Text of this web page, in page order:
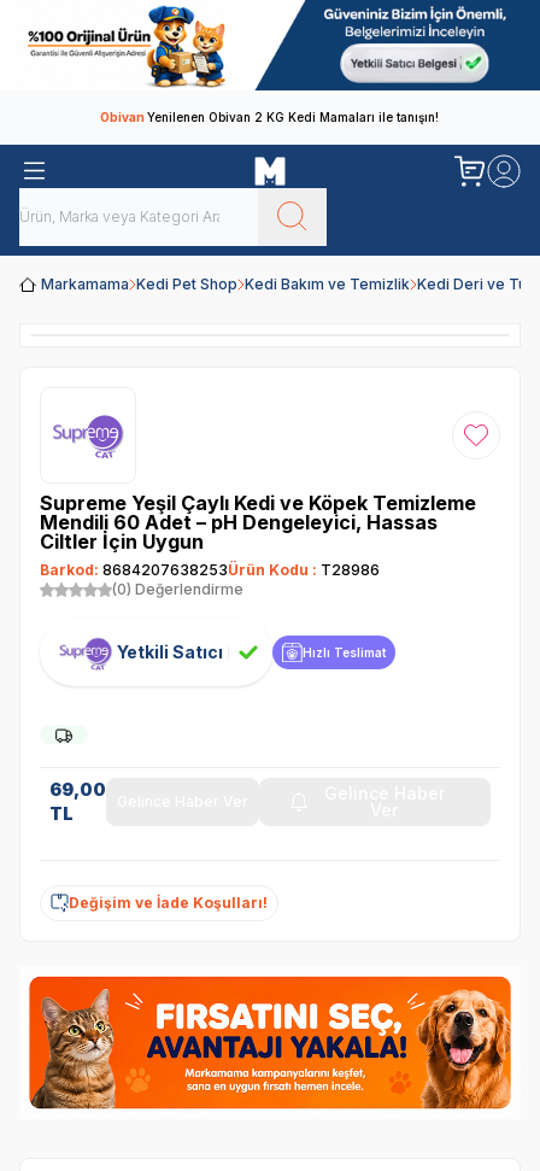
ObivanYenilenen Obivan 2 KG Kedi Mamaları ile tanışın!
Markamama Kedi Pet Shop Kedi Bakım ve Temizlik Kedi Deri ve Tüy
Favoriye
Supreme Yeşil Çaylı Kedi ve Köpek Temizleme
Mendili 60 Adet – pH Dengeleyici, Hassas
Ciltler İçin Uygun
Barkod: 8684207638253Ürün Kodu : T28986
(0) Değerlendirme
Yetkili Satıcı Hızlı Teslimat
69,00
TL
Değişim ve İade Koşulları!